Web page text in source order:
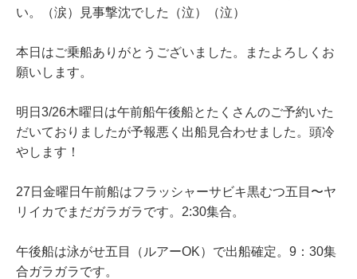
い。（涙）見事撃沈でした（泣）（泣）
本日はご乗船ありがとうございました。またよろしくお
願いします。
明日3/26木曜日は午前船午後船とたくさんのご予約いた
だいておりましたが予報悪く出船見合わせました。頭冷
やします！
27日金曜日午前船はフラッシャーサビキ黒むつ五目〜ヤ
リイカでまだガラガラです。2:30集合。
午後船は泳がせ五目（ルアーOK）で出船確定。9：30集
合ガラガラです。